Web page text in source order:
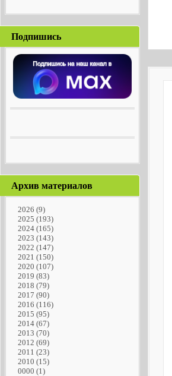
Подпишись
Архив материалов
2026 (9)
2025 (193)
2024(165)
2023 (143)
2022 (147)
2021 (150)
2020 (107)
2019 (83)
2018 (79)
2017 (90)
2016 (116)
2015 (95)
2014(67)
2013 (70)
2012 (69)
2011 (23)
2010 (15)
0000 (1)